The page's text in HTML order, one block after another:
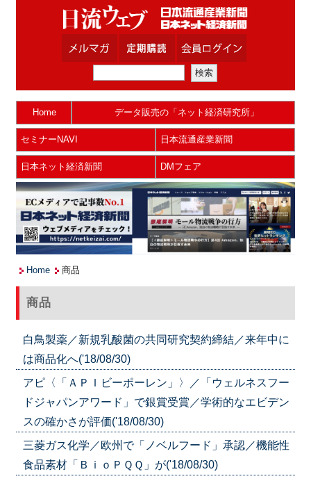
Home データ販売の「ネット経済研究所」
セミナーNAVI 日本流通産業新聞
日本ネット経済新聞 DMフェア
Home 商品
商品
白鳥製薬／新規乳酸菌の共同研究契約締結／来年中に
は商品化へ('18/08/30)
アピ〈「ＡＰＩビーポーレン」〉／「ウェルネスフー
ドジャパンアワード」で銀賞受賞／学術的なエビデン
スの確かさが評価('18/08/30)
三菱ガス化学／欧州で「ノベルフード」承認／機能性
食品素材「ＢｉｏＰＱＱ」が('18/08/30)